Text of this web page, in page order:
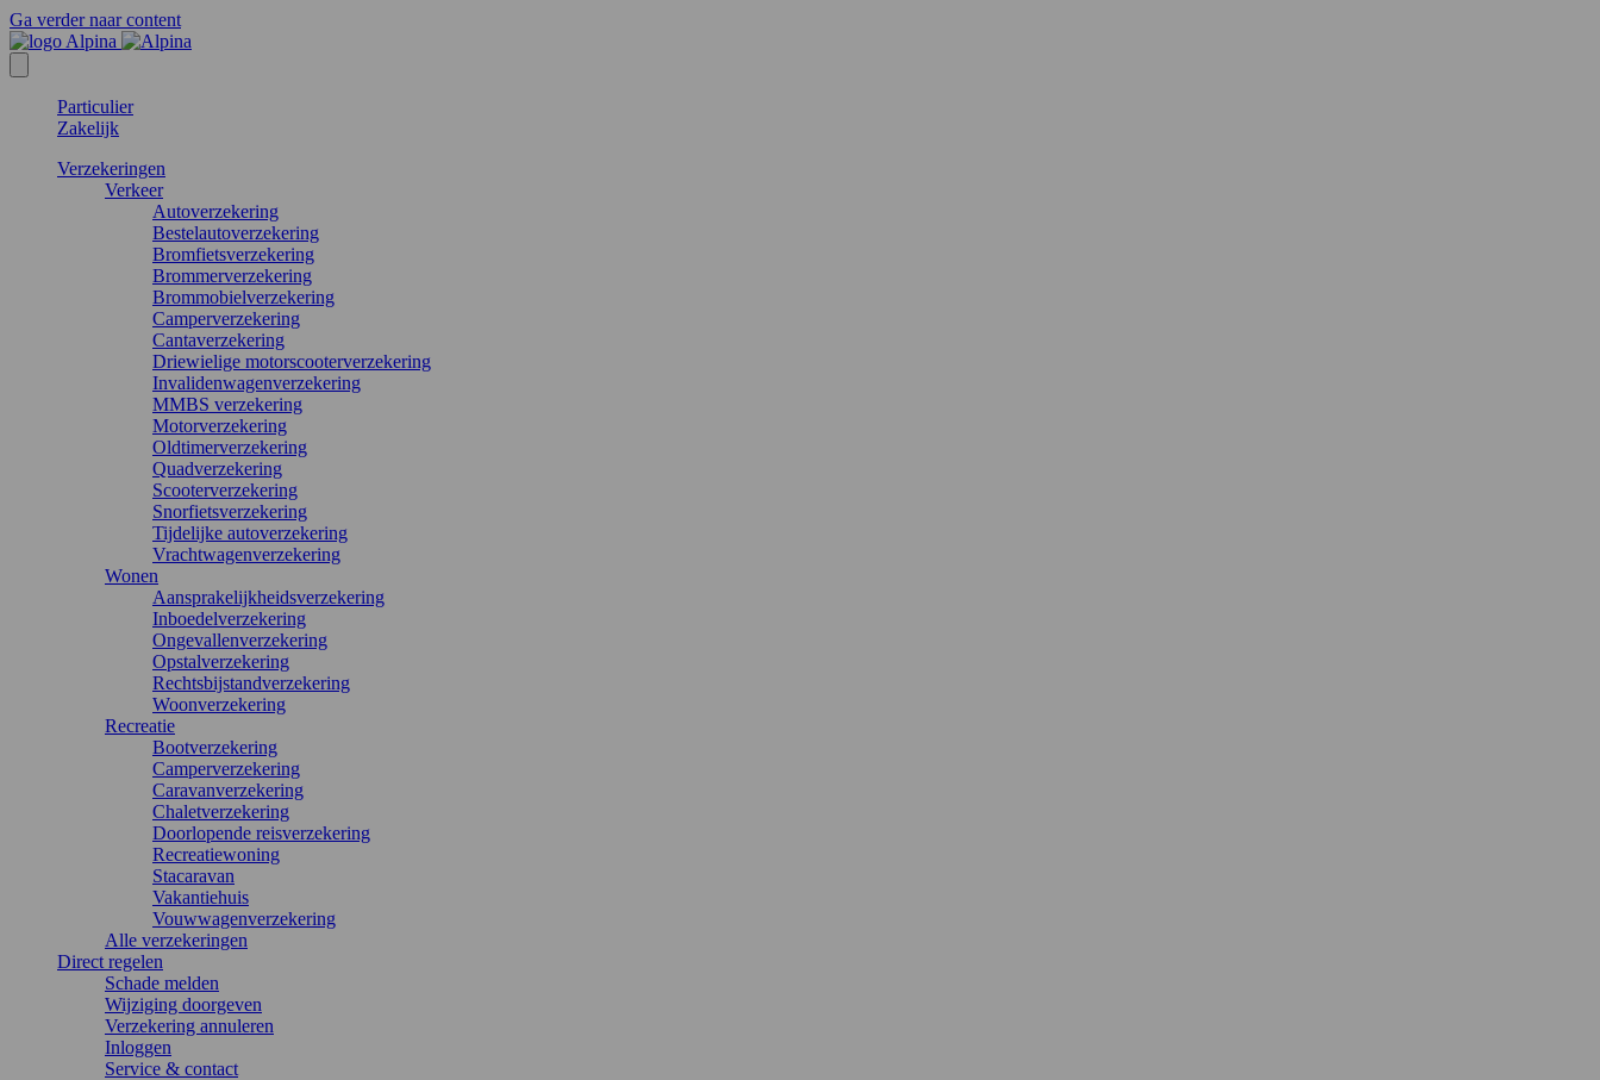
Ga verder naar content
Particulier
Zakelijk
Verzekeringen
Verkeer
Autoverzekering
Bestelautoverzekering
Bromfietsverzekering
Brommerverzekering
Brommobielverzekering
Camperverzekering
Cantaverzekering
Driewielige motorscooterverzekering
Invalidenwagenverzekering
MMBS verzekering
Motorverzekering
Oldtimerverzekering
Quadverzekering
Scooterverzekering
Snorfietsverzekering
Tijdelijke autoverzekering
Vrachtwagenverzekering
Wonen
Aansprakelijkheidsverzekering
Inboedelverzekering
Ongevallenverzekering
Opstalverzekering
Rechtsbijstandverzekering
Woonverzekering
Recreatie
Bootverzekering
Camperverzekering
Caravanverzekering
Chaletverzekering
Doorlopende reisverzekering
Recreatiewoning
Stacaravan
Vakantiehuis
Vouwwagenverzekering
Alle verzekeringen
Direct regelen
Schade melden
Wijziging doorgeven
Verzekering annuleren
Inloggen
Service & contact